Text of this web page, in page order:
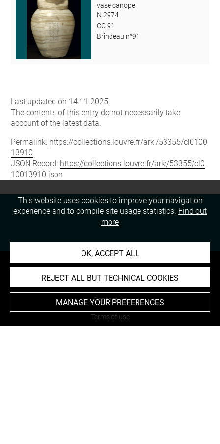
vase canope
N 2974
CC 91
Brindeau n°91
Last updated on 14.11.2025
The contents of this entry do not necessarily take
account of the latest data.
Permalink: https://collections.louvre.fr/ark:/53355/cl0100
13910
JSON Record: https://collections.louvre.fr/ark:/53355/cl0
10013910.json
About
Contact Us
Terms of use
This website uses cookies to improve your navigation
experience and to compile site usage statistics. Find out
more
OK, ACCEPT ALL
REJECT ALL BUT TECHNICAL COOKIES
MANAGE YOUR PREFERENCES